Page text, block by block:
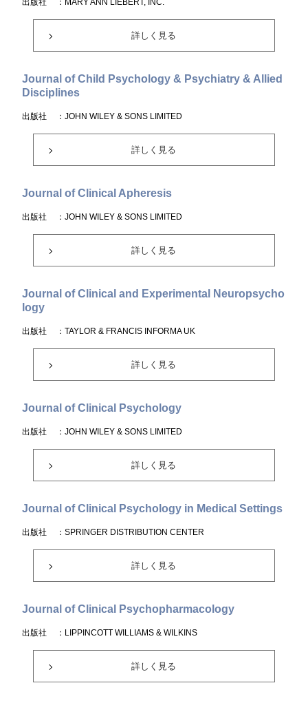
出版社 ：MARY ANN LIEBERT, INC.
詳しく見る
Journal of Child Psychology & Psychiatry & Allied
Disciplines
出版社 ：JOHN WILEY & SONS LIMITED
詳しく見る
Journal of Clinical Apheresis
出版社 ：JOHN WILEY & SONS LIMITED
詳しく見る
Journal of Clinical and Experimental Neuropsycho
logy
出版社 ：TAYLOR & FRANCIS INFORMA UK
詳しく見る
Journal of Clinical Psychology
出版社 ：JOHN WILEY & SONS LIMITED
詳しく見る
Journal of Clinical Psychology in Medical Settings
出版社 ：SPRINGER DISTRIBUTION CENTER
詳しく見る
Journal of Clinical Psychopharmacology
出版社 ：LIPPINCOTT WILLIAMS & WILKINS
詳しく見る